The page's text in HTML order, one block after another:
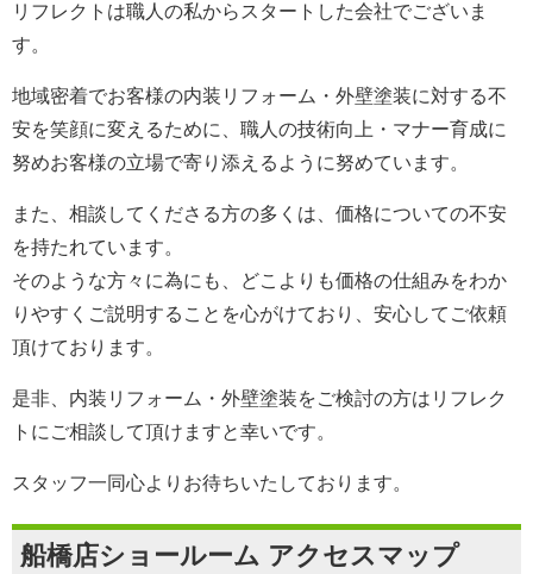
リフレクト は職人の私からスタートした会社でございま
す。
地域密着でお客様の内装リフォーム・外壁塗装に対する不
安を笑顔に変えるために、職人の技術向上・マナー育成に
努めお客様の立場で寄り添えるように努めています。
また、相談してくださる方の多くは、価格についての不安
を持たれています。
そのような方々に為にも、どこよりも価格の仕組みをわか
りやすくご説明することを心がけており、安心してご依頼
頂けております。
是非、内装リフォーム・外壁塗装をご検討の方は リフレク
ト にご相談して頂けますと幸いです。
スタッフ一同心よりお待ちいたしております。
船橋店ショールーム アクセスマップ